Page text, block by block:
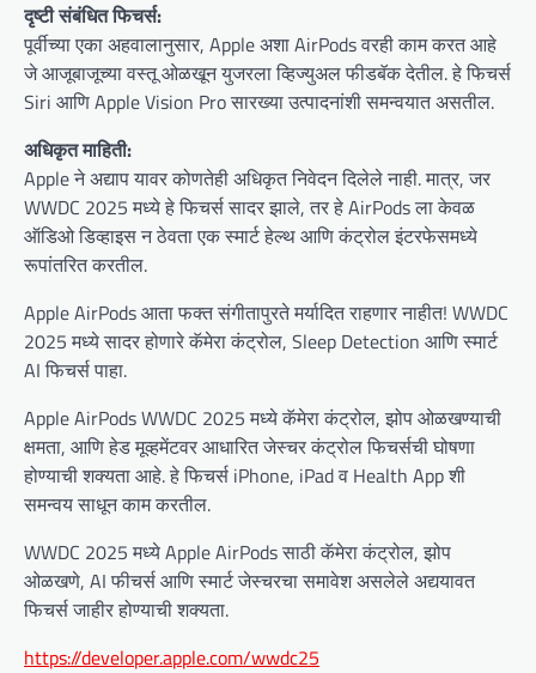
दृष्टी संबंधित फिचर्स:
पूर्वीच्या एका अहवालानुसार, Apple अशा AirPods वरही काम करत आहे
जे आजूबाजूच्या वस्तू ओळखून युजरला व्हिज्युअल फीडबॅक देतील. हे फिचर्स
Siri आणि Apple Vision Pro सारख्या उत्पादनांशी समन्वयात असतील.
अधिकृत माहिती:
Apple ने अद्याप यावर कोणतेही अधिकृत निवेदन दिलेले नाही. मात्र, जर
WWDC 2025 मध्ये हे फिचर्स सादर झाले, तर हे AirPods ला केवळ
ऑडिओ डिव्हाइस न ठेवता एक स्मार्ट हेल्थ आणि कंट्रोल इंटरफेसमध्ये
रूपांतरित करतील.
Apple AirPods आता फक्त संगीतापुरते मर्यादित राहणार नाहीत! WWDC
2025 मध्ये सादर होणारे कॅमेरा कंट्रोल, Sleep Detection आणि स्मार्ट
AI फिचर्स पाहा.
Apple AirPods WWDC 2025 मध्ये कॅमेरा कंट्रोल, झोप ओळखण्याची
क्षमता, आणि हेड मूव्हमेंटवर आधारित जेस्चर कंट्रोल फिचर्सची घोषणा
होण्याची शक्यता आहे. हे फिचर्स iPhone, iPad व Health App शी
समन्वय साधून काम करतील.
WWDC 2025 मध्ये Apple AirPods साठी कॅमेरा कंट्रोल, झोप
ओळखणे, AI फीचर्स आणि स्मार्ट जेस्चरचा समावेश असलेले अद्ययावत
फिचर्स जाहीर होण्याची शक्यता.
https://developer.apple.com/wwdc25